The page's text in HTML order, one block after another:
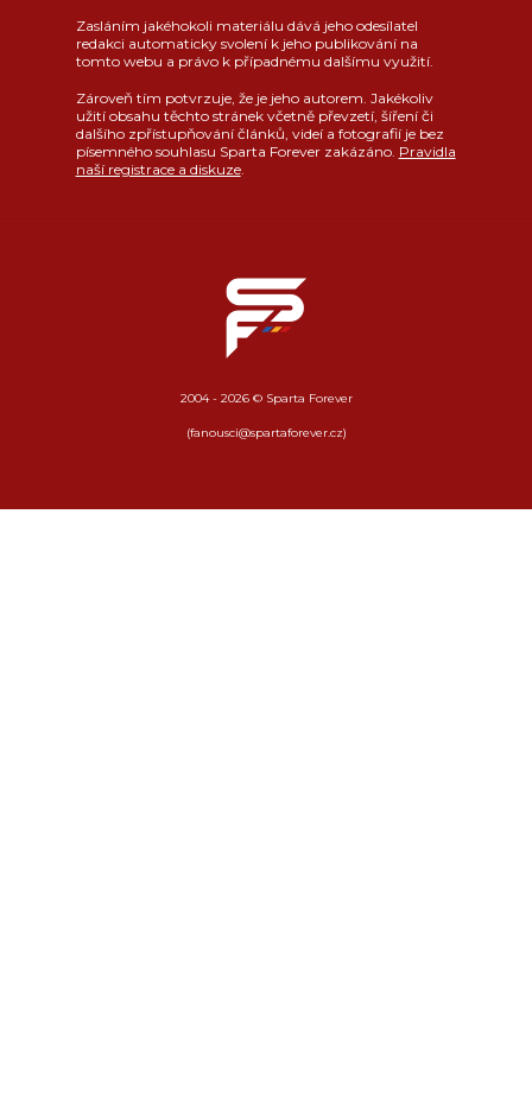
Zasláním jakéhokoli materiálu dává jeho odesílatel
redakci automaticky svolení k jeho publikování na
tomto webu a právo k případnému dalšímu využití.
Zároveň tím potvrzuje, že je jeho autorem. Jakékoliv
užití obsahu těchto stránek včetně převzetí, šíření či
dalšího zpřístupňování článků, videí a fotografií je bez
písemného souhlasu Sparta Forever zakázáno. Pravidla
naší registrace a diskuze.
2004 - 2026 © Sparta Forever
(fanousci@spartaforever.cz)